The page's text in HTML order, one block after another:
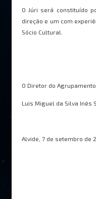
O Júri será constituído
direção e um com
Sócio Cultural.
O Diretor do Agrupamento
Luis Miguel da Silva Inês
Alvide, 7 de setembro de